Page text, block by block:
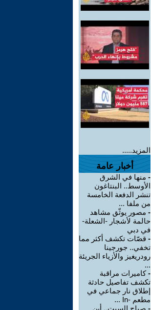
المزيد.....
أخبار عامة
- منها في الشرق
الأوسط.. البنتاغون
تنشر الدفعة الخامسة
من ملفا ...
- مصور يوثّق مشاهد
حالمة لأشجار -الشعلة-
في دبي
- قصّات تكشف أكثر مما
تخفي.. جورجينا
رودريغيز والأزياء الجريئة
...
-كاميرات مراقبة
تكشف تفاصيل حادثة
إطلاق نار جماعي في
مطعم -In ...
- صباح السبت.. أين